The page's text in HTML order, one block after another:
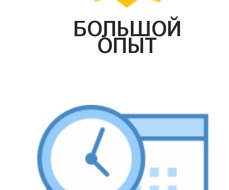
БОЛЬШОЙ
ОПЫТ